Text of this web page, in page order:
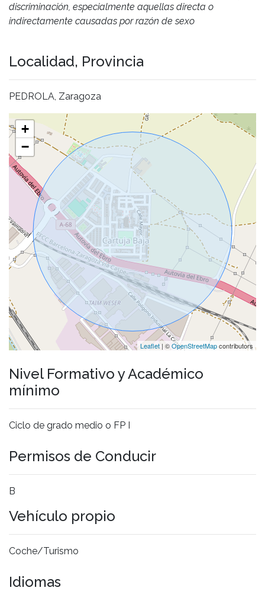
discriminación, especialmente aquellas directa o
indirectamente causadas por razón de sexo
Localidad, Provincia
PEDROLA, Zaragoza
+
−
Leaflet | ©OpenStreetMapcontributors
Nivel Formativo y Académico
mínimo
Ciclo de grado medio o FP I
Permisos de Conducir
B
Vehículo propio
Coche/Turismo
Idiomas